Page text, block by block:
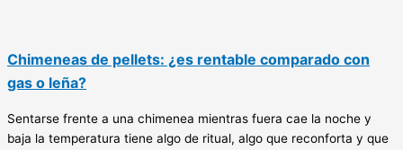
Chimeneas de pellets: ¿es rentable comparado con
gas o leña?
Sentarse frente a una chimenea mientras fuera cae la noche y
baja la temperatura tiene algo de ritual, algo que reconforta y que